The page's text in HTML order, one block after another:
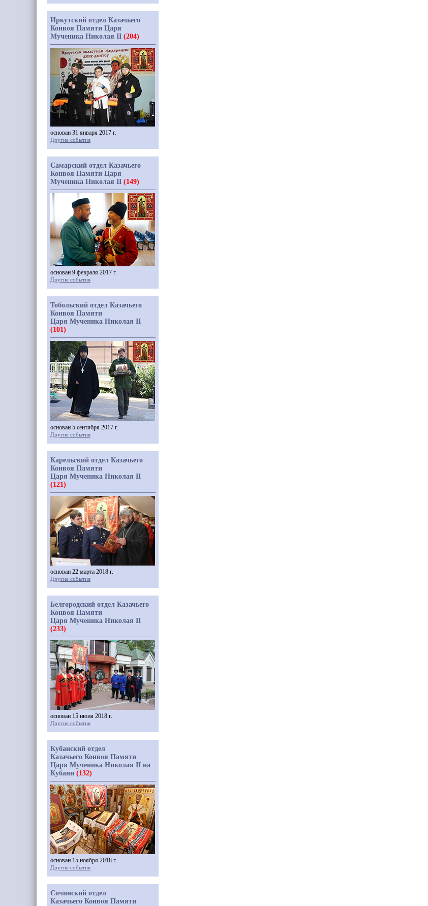
Иркутский отдел Казачьего
Конвоя Памяти Царя
Мученика Николая II (204)
основан 31 января 2017 г.
Другие события
Самарский отдел Казачьего
Конвоя Памяти Царя
Мученика Николая II (149)
основан 9 февраля 2017 г.
Другие события
Тобольский отдел Казачьего
Конвоя Памяти
Царя Мученика Николая II
(101)
основан 5 сентября 2017 г.
Другие события
Карельский отдел Казачьего
Конвоя Памяти
Царя Мученика Николая II
(121)
основан 22 марта 2018 г.
Другие события
Белгородский отдел Казачьего
Конвоя Памяти
Царя Мученика Николая II
(233)
основан 15 июня 2018 г.
Другие события
Кубанский отдел
Казачьего Конвоя Памяти
Царя Мученика Николая II на
Кубани (132)
основан 15 ноября 2018 г.
Другие события
Сочинский отдел
Казачьего Конвоя Памяти